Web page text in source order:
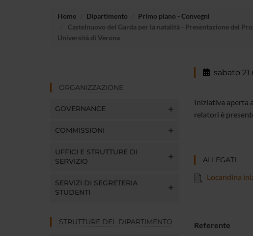
Home Dipartimento
Primo piano - Convegni
Castelnuovo del Garda per la natalità - Presentazione del
Università di Verona
ORGANIZZAZIONE
GOVERNANCE
COMMISSIONI
UFFICI E STRUTTURE DI
SERVIZIO
SERVIZI DI SEGRETERIA
STUDENTI
STRUTTURE DEL DIPARTIMENTO
sabato 21
Iniziativa aperta
relatori è
ALLEGATI
Locandina
Referente